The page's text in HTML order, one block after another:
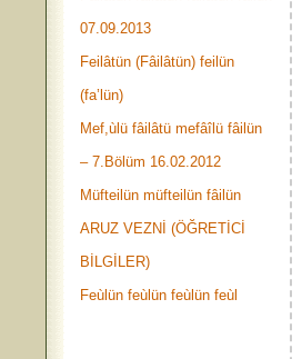
07.09.2013
Feilâtün (Fâilâtün) feilün
(fa’lün)
Mef,ùlü fâilâtü mefâîlü fâilün
– 7.Bölüm 16.02.2012
Müfteilün müfteilün fâilün
ARUZ VEZNİ (ÖĞRETİCİ
BİLGİLER)
Feùlün feùlün feùlün feùl